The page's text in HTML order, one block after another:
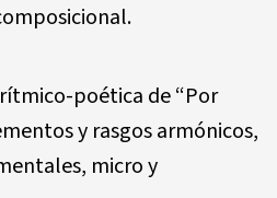
poética de “Por
y rasgos armónicos,
micro y